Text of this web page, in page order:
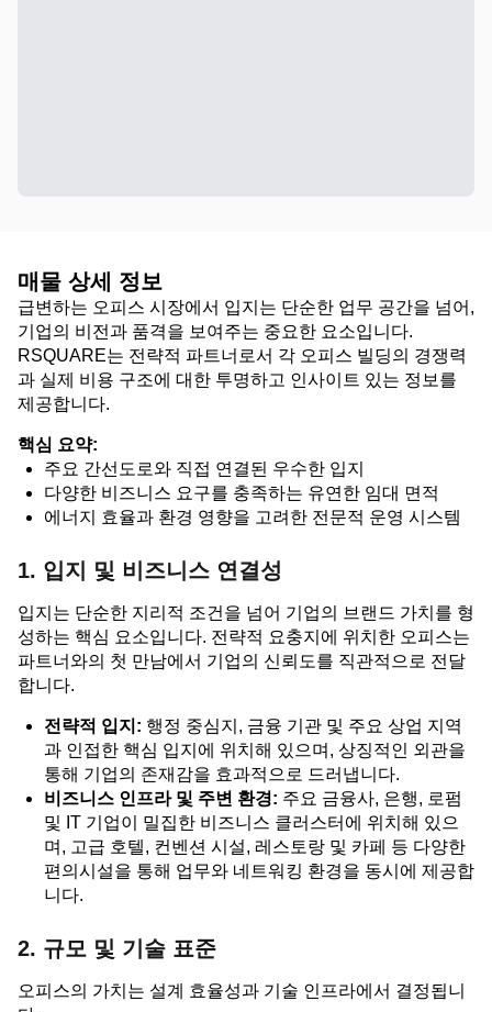
매물 상세 정보
급변하는 오피스 시장에서 입지는 단순한 업무 공간을 넘어,
기업의 비전과 품격을 보여주는 중요한 요소입니다.
RSQUARE는 전략적 파트너로서 각 오피스 빌딩의 경쟁력
과 실제 비용 구조에 대한 투명하고 인사이트 있는 정보를
제공합니다.
핵심 요약:
주요 간선도로와 직접 연결된 우수한 입지
다양한 비즈니스 요구를 충족하는 유연한 임대 면적
에너지 효율과 환경 영향을 고려한 전문적 운영 시스템
1. 입지 및 비즈니스 연결성
입지는 단순한 지리적 조건을 넘어 기업의 브랜드 가치를 형
성하는 핵심 요소입니다. 전략적 요충지에 위치한 오피스는
파트너와의 첫 만남에서 기업의 신뢰도를 직관적으로 전달
합니다.
전략적 입지: 행정 중심지, 금융 기관 및 주요 상업 지역
과 인접한 핵심 입지에 위치해 있으며, 상징적인 외관을
통해 기업의 존재감을 효과적으로 드러냅니다.
비즈니스 인프라 및 주변 환경: 주요 금융사, 은행, 로펌
및 IT 기업이 밀집한 비즈니스 클러스터에 위치해 있으
며, 고급 호텔, 컨벤션 시설, 레스토랑 및 카페 등 다양한
편의시설을 통해 업무와 네트워킹 환경을 동시에 제공합
니다.
2. 규모 및 기술 표준
오피스의 가치는 설계 효율성과 기술 인프라에서 결정됩니